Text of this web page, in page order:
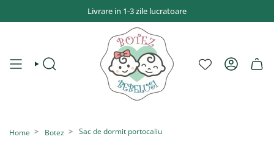
Livrare in 1-3 zile lucratoare
CAUTĂ CONT
Home Botez Sac de dormit portocaliu